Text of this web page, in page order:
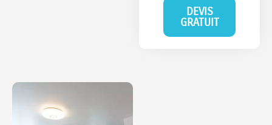
DEVIS
GRATUIT